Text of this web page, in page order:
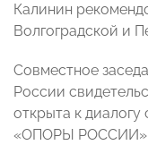
Калинин
Волгоградской и
Совместное
России
открыта к
«ОПОРЫ РОССИИ»